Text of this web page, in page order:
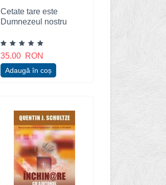
Cetate tare este
Dumnezeul nostru
35.00 RON
Adaugă în coș